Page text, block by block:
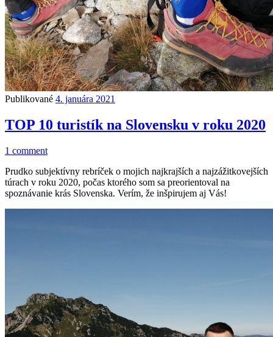
Publikované 4. januára 2021
TOP 10 turistík na Slovensku v roku 2020
1 comment
Prudko subjektívny rebríček o mojich najkrajších a najzážitkovejších
túrach v roku 2020, počas ktorého som sa preorientoval na
spoznávanie krás Slovenska. Verím, že inšpirujem aj Vás!